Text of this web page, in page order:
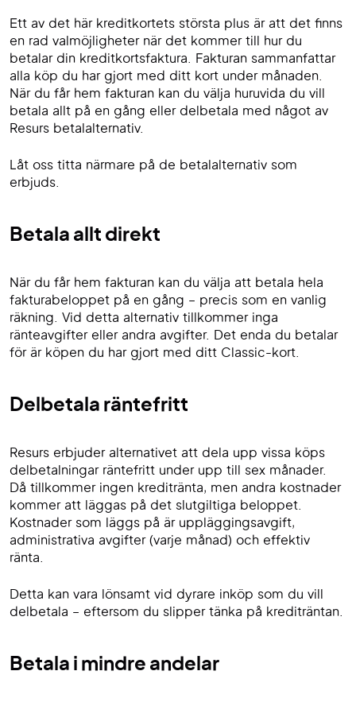
Ett av det här kreditkortets största plus är att det finns
en rad valmöjligheter när det kommer till hur du
betalar din kreditkortsfaktura. Fakturan sammanfattar
alla köp du har gjort med ditt kort under månaden.
När du får hem fakturan kan du välja huruvida du vill
betala allt på en gång eller delbetala med något av
Resurs betalalternativ.
Låt oss titta närmare på de betalalternativ som
erbjuds.
Betala allt direkt
När du får hem fakturan kan du välja att betala hela
fakturabeloppet på en gång – precis som en vanlig
räkning. Vid detta alternativ tillkommer inga
ränteavgifter eller andra avgifter. Det enda du betalar
för är köpen du har gjort med ditt Classic-kort.
Delbetala räntefritt
Resurs erbjuder alternativet att dela upp vissa köps
delbetalningar räntefritt under upp till sex månader.
Då tillkommer ingen kreditränta, men andra kostnader
kommer att läggas på det slutgiltiga beloppet.
Kostnader som läggs på är uppläggingsavgift,
administrativa avgifter (varje månad) och effektiv
ränta.
Detta kan vara lönsamt vid dyrare inköp som du vill
delbetala – eftersom du slipper tänka på krediträntan.
Betala i mindre andelar